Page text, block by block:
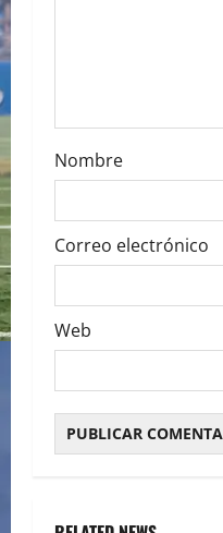
n
Nombre
Correo electrónico
Web